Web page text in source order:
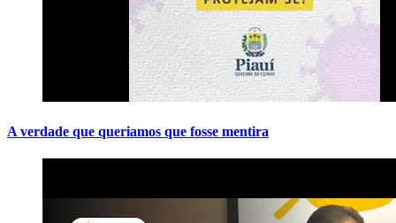
A verdade que queriamos que fosse mentira